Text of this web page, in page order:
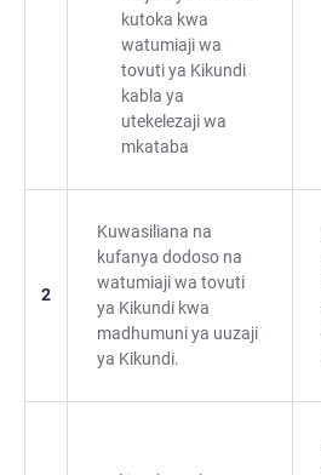
kutoka kwa
watumiaji wa
tovuti ya Kikundi
kabla ya
utekelezaji wa
mkataba
2
Kuwasiliana na
kufanya dodoso na
watumiaji wa tovuti
ya Kikundi kwa
madhumuni ya uuzaji
ya Kikundi.